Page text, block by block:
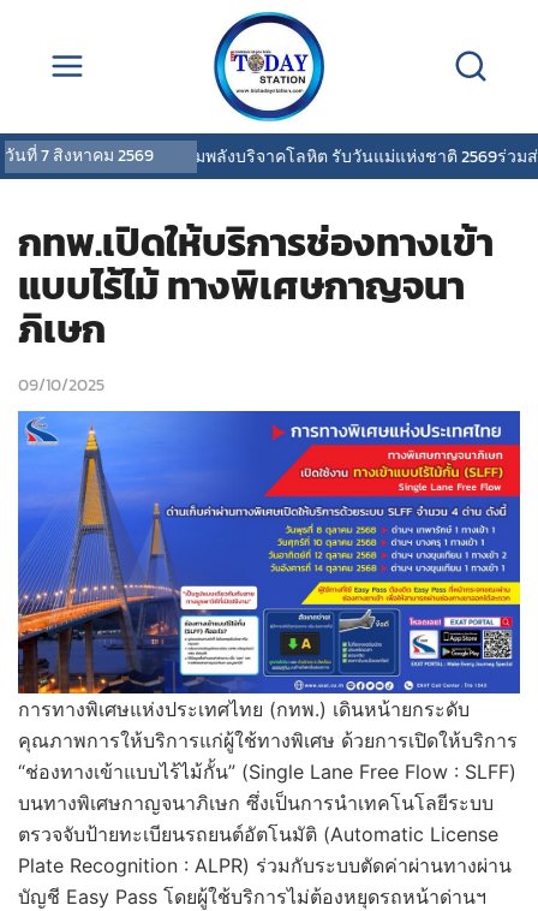
วันที่7 สิงหาคม 2569
เอนี่เพย์ รวมพลังบริจาคโลหิต รับวันแม่แห่งชาติ 2569ร่วมส่ง
กทพ.เปิดให้บริการช่องทางเข้า
แบบไร้ไม้ ทางพิเศษกาญจนา
ภิเษก
09/10/2025
การทางพิเศษแห่งประเทศไทย (กทพ.) เดินหน้ายกระดับ
คุณภาพการให้บริการแก่ผู้ใช้ทางพิเศษ ด้วยการเปิดให้บริการ
“ช่องทางเข้าแบบไร้ไม้กั้น” (Single Lane Free Flow : SLFF)
บนทางพิเศษกาญจนาภิเษก ซึ่งเป็นการนำเทคโนโลยีระบบ
ตรวจจับป้ายทะเบียนรถยนต์อัตโนมัติ (Automatic License
Plate Recognition : ALPR) ร่วมกับระบบตัดค่าผ่านทางผ่าน
บัญชี Easy Pass โดยผู้ใช้บริการไม่ต้องหยุดรถหน้าด่านฯ